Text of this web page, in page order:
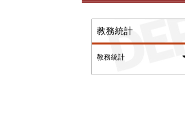
教務統計
教務統計